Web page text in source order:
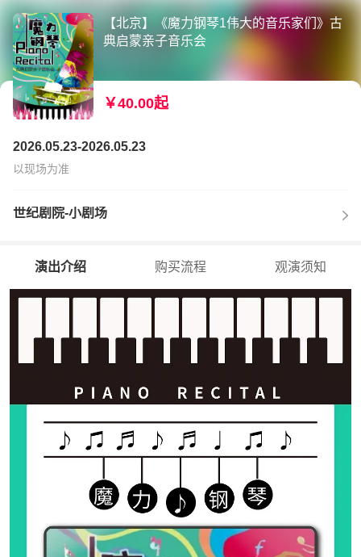
【北京】《魔力钢琴1伟大的音乐家们》古
典启蒙亲子音乐会
￥40.00起
2026.05.23-2026.05.23
以现场为准
世纪剧院-小剧场
演出介绍 购买流程 观演须知